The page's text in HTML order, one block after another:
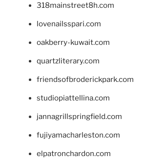
318mainstreet8h.com
lovenailsspari.com
oakberry-kuwait.com
quartzliterary.com
friendsofbroderickpark.com
studiopiattellina.com
jannagrillspringfield.com
fujiyamacharleston.com
elpatronchardon.com